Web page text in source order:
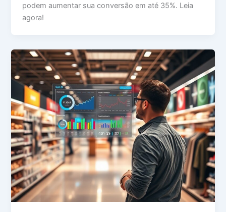
podem aumentar sua conversão em até 35%. Leia
agora!